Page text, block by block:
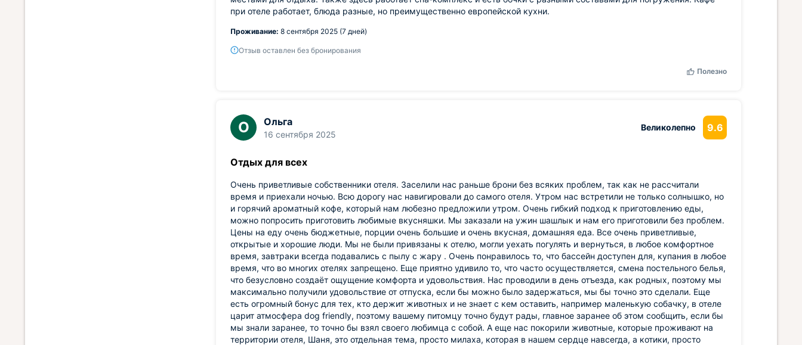
при отеле работает, блюда разные, но преимущественно европейской кухни.
Проживание: 8 сентября 2025 (7 дней)
Отзыв оставлен без бронирования
Полезно
О Ольга
16 сентября 2025
Великолепно 9.6
Отдых для всех
Очень приветливые собственники отеля. Заселили нас раньше брони без всяких проблем, так как не рассчитали
время и приехали ночью. Всю дорогу нас навигировали до самого отеля. Утром нас встретили не только солнышко, но
и горячий ароматный кофе, который нам любезно предложили утром. Очень гибкий подход к приготовлению еды,
можно попросить приготовить любимые вкусняшки. Мы заказали на ужин шашлык и нам его приготовили без проблем.
Цены на еду очень бюджетные, порции очень большие и очень вкусная, домашняя еда. Все очень приветливые,
открытые и хорошие люди. Мы не были привязаны к отелю, могли уехать погулять и вернуться, в любое комфортное
время, завтраки всегда подавались с пылу с жару . Очень понравилось то, что бассейн доступен для, купания в любое
время, что во многих отелях запрещено. Еще приятно удивило то, что часто осуществляется, смена постельного белья,
что безусловно создаёт ощущение комфорта и удовольствия. Нас проводили в день отъезда, как родных, поэтому мы
максимально получили удовольствие от отпуска, если бы можно было задержаться, мы бы точно это сделали. Еще
есть огромный бонус для тех, кто держит животных и не знает с кем оставить, например маленькую собачку, в отеле
царит атмосфера dog friendly, поэтому вашему питомцу точно будут рады, главное заранее об этом сообщить, если бы
мы знали заранее, то точно бы взял своего любимца с собой. А еще нас покорили животные, которые проживают на
территории отеля, Шаня, это отдельная тема, просто милаха, которая в нашем сердце навсегда, а котики, просто